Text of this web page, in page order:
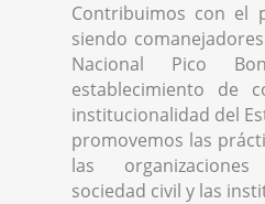
Contribuimos con el
siendo
Nacional Pico
establecimiento de
institucionalidad del
promovemos las
las
sociedad civil y las